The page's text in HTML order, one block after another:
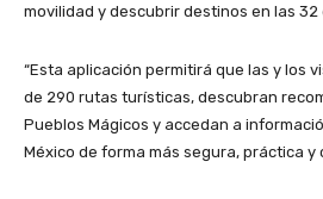
movilidad y descubrir destinos en las 32
“Esta aplicación permitirá que las y los
de 290 rutas turísticas, descubran
Pueblos Mágicos y accedan a
México de forma más segura, práctica y